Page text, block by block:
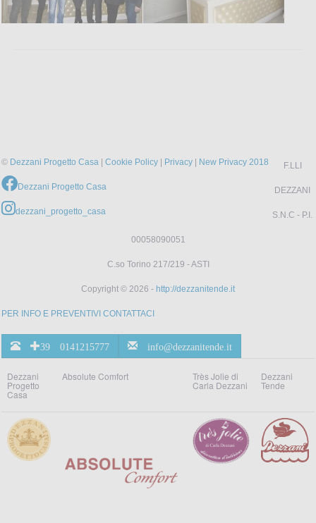
© Dezzani Progetto Casa | Cookie Policy | Privacy | New Privacy 2018
Dezzani Progetto Casa
dezzani_progetto_casa
F.LLI
DEZZANI
S.N.C - P.I.
00058090051
C.so Torino 217/219 - ASTI
Copyright © 2026 - http://dezzanitende.it
PER INFO E PREVENTIVI CONTATTACI
+39 0141215777 info@dezzanitende.it
Dezzani
Progetto
Casa
Absolute Comfort Très Jolie di
Carla Dezzani
Dezzani
Tende